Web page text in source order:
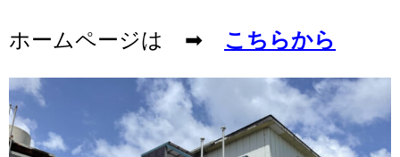
ホームページは ➡ こちらから